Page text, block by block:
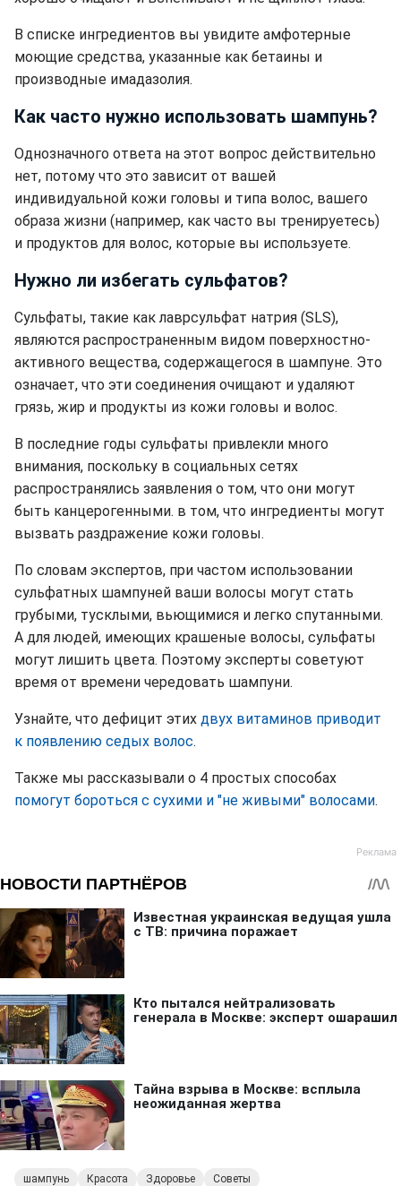
В списке ингредиентов вы увидите амфотерные
моющие средства, указанные как бетаины и
производные имадазолия.
Как часто нужно использовать шампунь?
Однозначного ответа на этот вопрос действительно
нет, потому что это зависит от вашей
индивидуальной кожи головы и типа волос, вашего
образа жизни (например, как часто вы тренируетесь)
и продуктов для волос, которые вы используете.
Нужно ли избегать сульфатов?
Сульфаты, такие как лаврсульфат натрия (SLS),
являются распространенным видом поверхностно-
активного вещества, содержащегося в шампуне. Это
означает, что эти соединения очищают и удаляют
грязь, жир и продукты из кожи головы и волос.
В последние годы сульфаты привлекли много
внимания, поскольку в социальных сетях
распространялись заявления о том, что они могут
быть канцерогенными. в том, что ингредиенты могут
вызвать раздражение кожи головы.
По словам экспертов, при частом использовании
сульфатных шампуней ваши волосы могут стать
грубыми, тусклыми, вьющимися и легко спутанными.
А для людей, имеющих крашеные волосы, сульфаты
могут лишить цвета. Поэтому эксперты советуют
время от времени чередовать шампуни.
Узнайте, что дефицит этих двух витаминов приводит
к появлению седых волос.
Также мы рассказывали о 4 простых способах
помогут бороться с сухими и "не живыми" волосами.
шампунь Красота Здоровье Советы